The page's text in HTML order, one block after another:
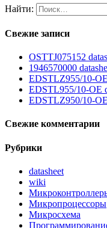
Найти:
Свежие записи
OSTTJ075152
1946570000
EDSTLZ955/10-
EDSTL955/10-OE
EDSTLZ950/10-
Свежие комментарии
Рубрики
datasheet
wiki
Микропроцессоры
Микросхема